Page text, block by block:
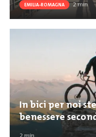
EMILIA-ROMAGNA 2min
In bici per noi
benessere
2min